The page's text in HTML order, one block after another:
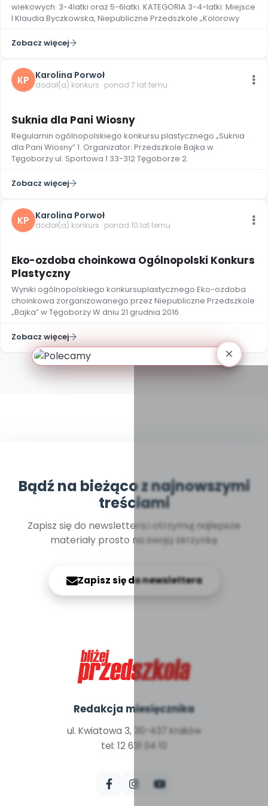
Pomoc
Promocje
wiekowych: 3-4latki oraz 5-6latki. KATEGORIA 3-4-latki: Miejsce
I Klaudia Byczkowska, Niepubliczne Przedszkole „Kolorowy
Zobacz więcej
KP Karolina Porwoł
dodał(a) konkurs · ponad 7 lat temu
Suknia dla Pani Wiosny
Regulamin ogólnopolskiego konkursu plastycznego „Suknia
dla Pani Wiosny” 1. Organizator: Przedszkole Bajka w
Tęgoborzy ul. Sportowa 1 33-312 Tęgoborze 2.
Zobacz więcej
KP Karolina Porwoł
dodał(a) konkurs · ponad 10 lat temu
Eko-ozdoba choinkowa Ogólnopolski Konkurs
Plastyczny
Wyniki ogólnopolskiego konkursuplastycznego Eko-ozdoba
choinkowa zorganizowanego przez Niepubliczne Przedszkole
„Bajka” w Tęgoborzy W dniu 21 grudnia 2016
Zobacz więcej
Bądź na bieżąco z najnowszymi
treściami
Zapisz się do newslettera i otrzymuj najlepsze
materiały prosto na swoją skrzynkę
Zapisz się do newslettera
Redakcja miesięcznika
ul. Kwiatowa 3, 30-437 Kraków
tel: 12 631 04 10